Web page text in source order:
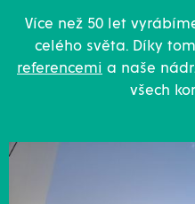
Více než 50 let
celého světa. Díky
referencemi a naše
všech